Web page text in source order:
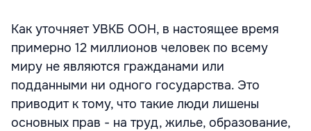
Как уточняет УВКБ ООН, в настоящее время
примерно 12 миллионов человек по всему
миру не являются гражданами или
подданными ни одного государства. Это
приводит к тому, что такие люди лишены
основных прав - на труд, жилье, образование,